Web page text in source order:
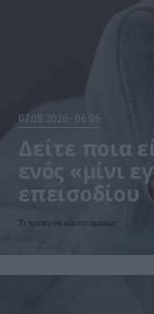
07.08.2026 06:06
Δείτε ποια
ενός «μίνι
επεισοδίου
Τι πρέπει να κάνετε αμέσως